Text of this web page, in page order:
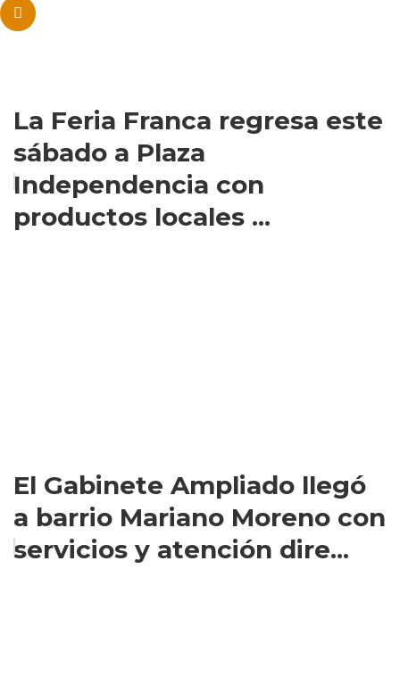
La Feria Franca regresa este
sábado a Plaza
Independencia con
productos locales ...
El Gabinete Ampliado llegó
a barrio Mariano Moreno con
servicios y atención dire...